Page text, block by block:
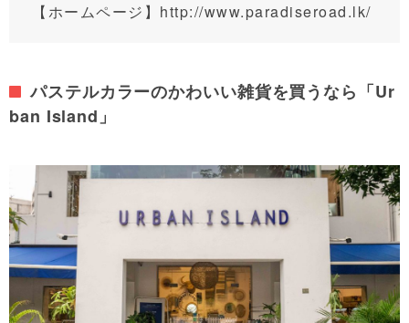
【ホームページ】 http://www.paradiseroad.lk/
パステルカラーのかわいい雑貨を買うなら「Ur
ban Island」